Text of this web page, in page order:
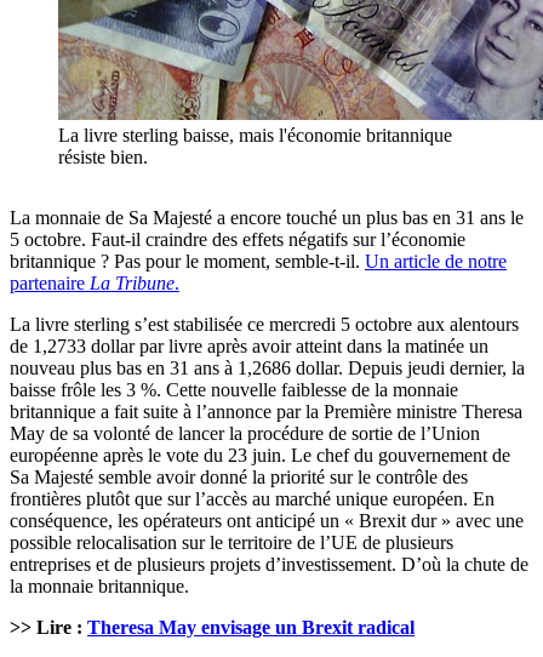
La livre sterling baisse, mais l'économie britannique
résiste bien.
La monnaie de Sa Majesté a encore touché un plus bas en 31 ans le
5 octobre. Faut-il craindre des effets négatifs sur l’économie
britannique ? Pas pour le moment, semble-t-il. Un article de notre
partenaire La Tribune.
La livre sterling s’est stabilisée ce mercredi 5 octobre aux alentours
de 1,2733 dollar par livre après avoir atteint dans la matinée un
nouveau plus bas en 31 ans à 1,2686 dollar. Depuis jeudi dernier, la
baisse frôle les 3 %. Cette nouvelle faiblesse de la monnaie
britannique a fait suite à l’annonce par la Première ministre Theresa
May de sa volonté de lancer la procédure de sortie de l’Union
européenne après le vote du 23 juin. Le chef du gouvernement de
Sa Majesté semble avoir donné la priorité sur le contrôle des
frontières plutôt que sur l’accès au marché unique européen. En
conséquence, les opérateurs ont anticipé un « Brexit dur » avec une
possible relocalisation sur le territoire de l’UE de plusieurs
entreprises et de plusieurs projets d’investissement. D’où la chute de
la monnaie britannique.
>> Lire : Theresa May envisage un Brexit radical